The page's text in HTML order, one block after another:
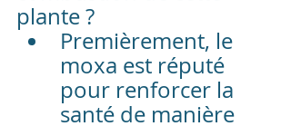
plante ?
Premièrement, le
moxa est réputé
pour renforcer la
santé de manière